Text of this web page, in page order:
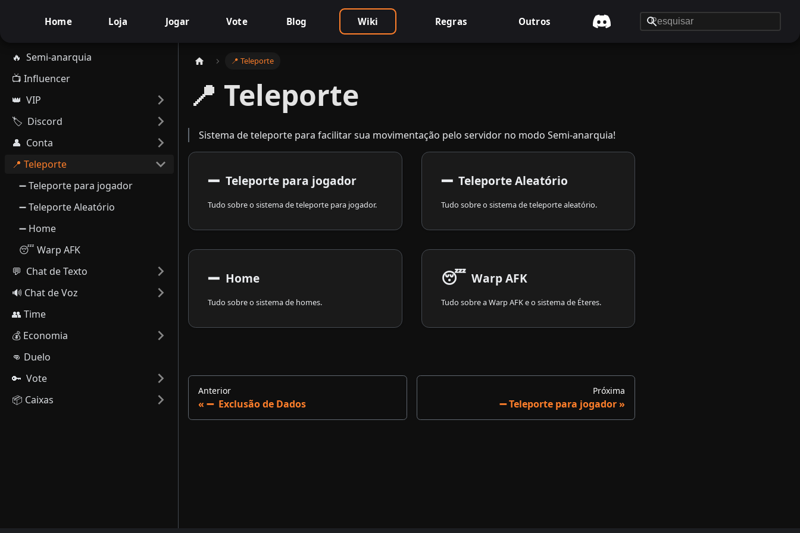
Home Loja Jogar Vote Blog Wiki Regras Outros
🔥 ​ Semi-anarquia
📺 Influencer
👑 ​ VIP
🏷️ ​ Discord
👤 ​ Conta
📍 Teleporte
➖ Teleporte para jogador
➖ Teleporte Aleatório
➖ Home
😴 Warp AFK
💬 ​ Chat de Texto
🔊 Chat de Voz
👥 Time
💰 Economia
👊 Duelo
🔑 ​ Vote
📦 Caixas
📍 Teleporte
📍 Teleporte
Sistema de teleporte para facilitar sua movimentação pelo servidor no modo Semi-anarquia!
➖ Teleporte para jogador
Tudo sobre o sistema de teleporte para jogador.
➖ Teleporte Aleatório
Tudo sobre o sistema de teleporte aleatório.
➖ Home
Tudo sobre o sistema de homes.
😴 Warp AFK
Tudo sobre a Warp AFK e o sistema de Éteres.
Anterior
➖ ​ Exclusão de Dados
Próxima
➖ Teleporte para jogador